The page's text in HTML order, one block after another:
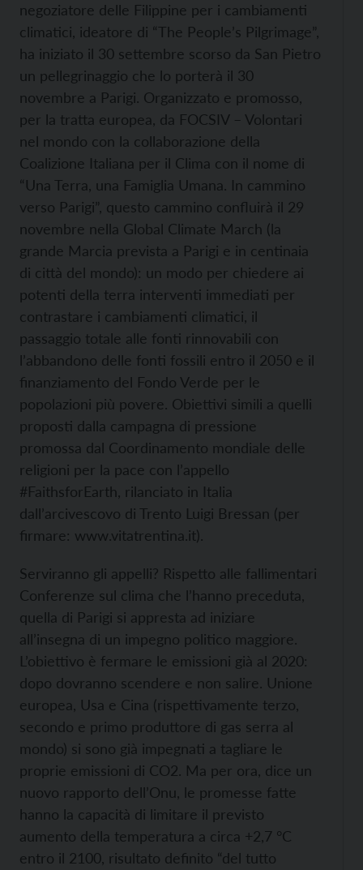
negoziatore delle Filippine per i cambiamenti
climatici, ideatore di “The People’s Pilgrimage”,
ha iniziato il 30 settembre scorso da San Pietro
un pellegrinaggio che lo porterà il 30
novembre a Parigi. Organizzato e promosso,
per la tratta europea, da FOCSIV – Volontari
nel mondo con la collaborazione della
Coalizione Italiana per il Clima con il nome di
“Una Terra, una Famiglia Umana. In cammino
verso Parigi”, questo cammino confluirà il 29
novembre nella Global Climate March (la
grande Marcia prevista a Parigi e in centinaia
di città del mondo): un modo per chiedere ai
potenti della terra interventi immediati per
contrastare i cambiamenti climatici, il
passaggio totale alle fonti rinnovabili con
l’abbandono delle fonti fossili entro il 2050 e il
finanziamento del Fondo Verde per le
popolazioni più povere. Obiettivi simili a quelli
proposti dalla campagna di pressione
promossa dal Coordinamento mondiale delle
religioni per la pace con l’appello
#FaithsforEarth, rilanciato in Italia
dall’arcivescovo di Trento Luigi Bressan (per
firmare: www.vitatrentina.it).
Serviranno gli appelli? Rispetto alle fallimentari
Conferenze sul clima che l’hanno preceduta,
quella di Parigi si appresta ad iniziare
all’insegna di un impegno politico maggiore.
L’obiettivo è fermare le emissioni già al 2020:
dopo dovranno scendere e non salire. Unione
europea, Usa e Cina (rispettivamente terzo,
secondo e primo produttore di gas serra al
mondo) si sono già impegnati a tagliare le
proprie emissioni di CO2. Ma per ora, dice un
nuovo rapporto dell’Onu, le promesse fatte
hanno la capacità di limitare il previsto
aumento della temperatura a circa +2,7 °C
entro il 2100, risultato definito “del tutto